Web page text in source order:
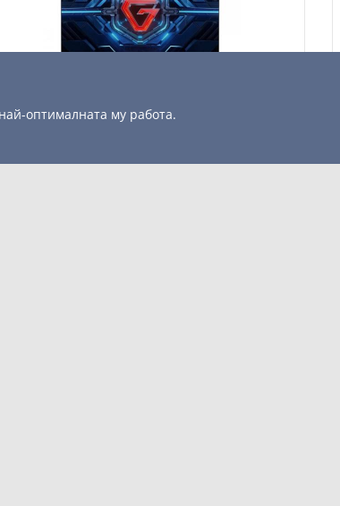
Gaming монитор G24i 2026 OM4FE-EU
оптималната му работа.